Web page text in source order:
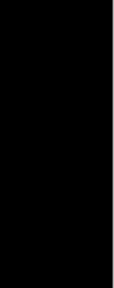
logran una
en el
de sus
fresco en un
en fórmulas
polarizadora